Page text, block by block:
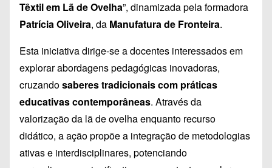
Têxtil em Lã de Ovelha”, dinamizada pela formadora
Patrícia Oliveira, da Manufatura de Fronteira.
Esta iniciativa dirige-se a docentes interessados em
explorar abordagens pedagógicas inovadoras,
cruzandosaberes tradicionais com práticas
educativas contemporâneas. Através da
valorização da lã de ovelha enquanto recurso
didático, a ação propõe a integração de metodologias
ativas e interdisciplinares, potenciando